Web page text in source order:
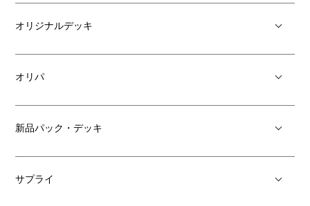
オリジナルデッキ
オリパ
新品パック・デッキ
サプライ